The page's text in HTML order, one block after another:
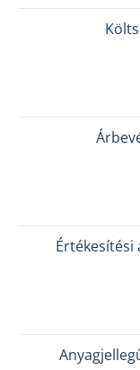
Értékesítési